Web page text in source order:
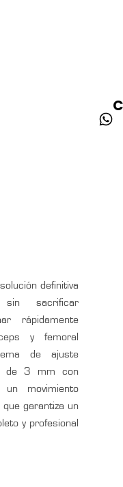
definitiva
sacrificar
rápidamente
y femoral
de ajuste
de 3 mm con
movimiento
garantiza un
y profesional